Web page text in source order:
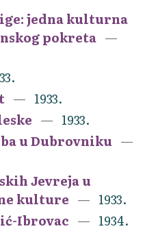
jedna kulturna
pokreta
1933.
1933.
u Dubrovniku
Jevreja u
kulture
1933.
Ibrovac
1934.